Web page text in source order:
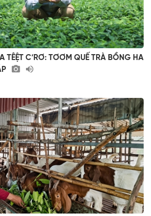
TÊỆT C’RƠ: TƠƠM QUẾ TRÀ BỒNG HA